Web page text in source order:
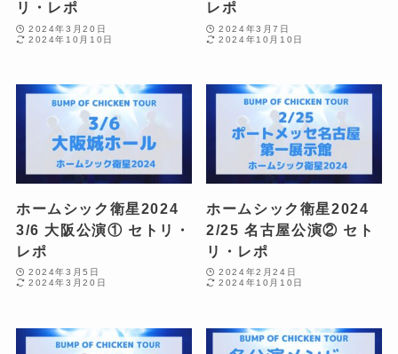
リ・レポ
2024年3月20日
2024年10月10日
レポ
2024年3月7日
2024年10月10日
ホームシック衛星2024
3/6 大阪公演① セトリ・
レポ
2024年3月5日
2024年3月20日
ホームシック衛星2024
2/25 名古屋公演② セト
リ・レポ
2024年2月24日
2024年10月10日